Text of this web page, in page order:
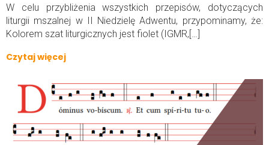
W celu przybliżenia wszystkich przepisów, dotyczących
liturgii mszalnej w II Niedzielę Adwentu, przypominamy, że:
Kolorem szat liturgicznych jest fiolet (IGMR,[…]
Czytaj więcej